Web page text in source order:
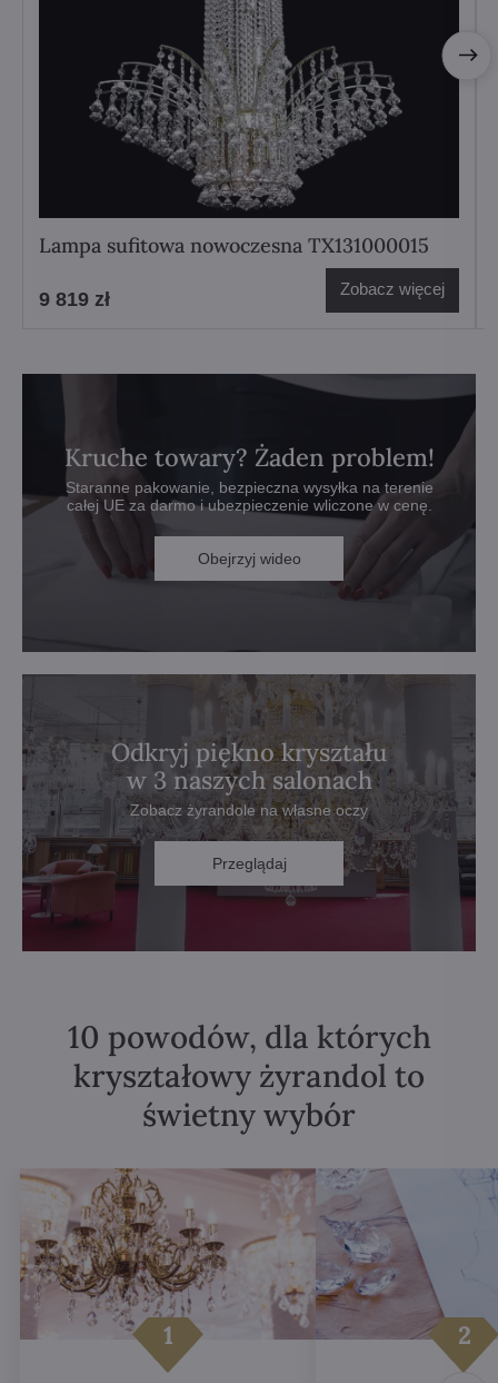
Lampa sufitowa nowoczesna TX131000015
9 819 zł Zobacz więcej
Kruche towary? Żaden problem!
Staranne pakowanie, bezpieczna wysyłka na terenie
całej UE za darmo i ubezpieczenie wliczone w cenę.
Obejrzyj wideo
Odkryj piękno kryształu
w 3 naszych salonach
Zobacz żyrandole na własne oczy
Przeglądaj
10 powodów, dla których
kryształowy żyrandol to
świetny wybór